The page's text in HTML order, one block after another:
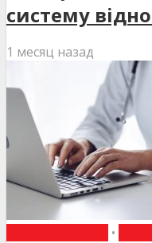
систему
1 месяц назад
•